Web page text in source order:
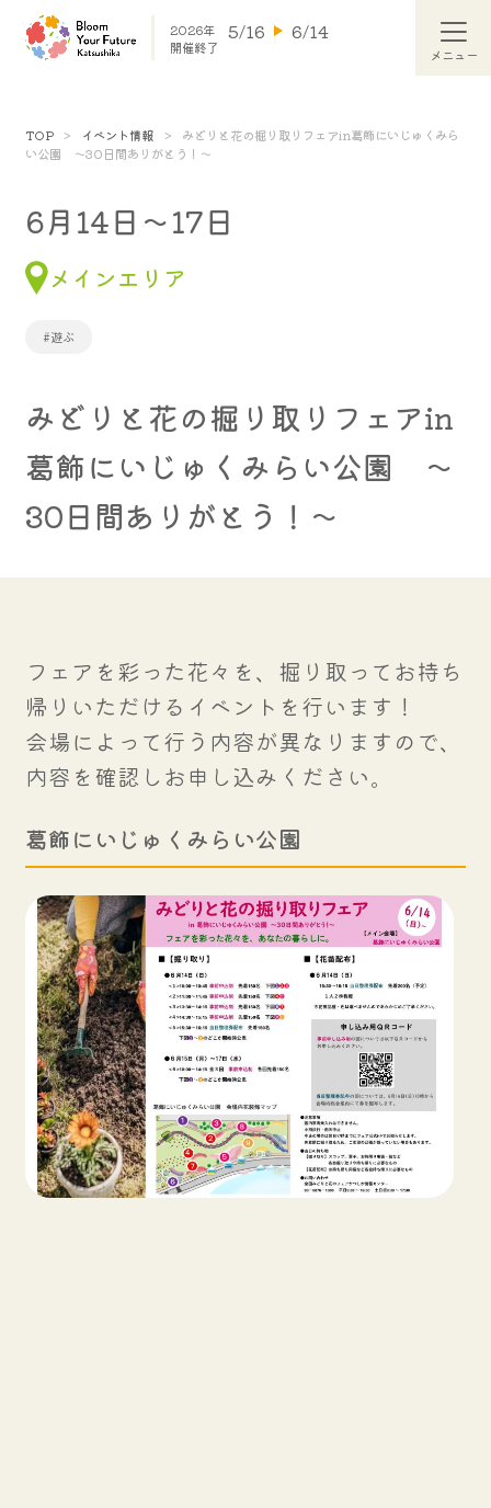
2026年 5/16 6/14
開催終了
TOP イベント情報
みどりと花の掘り取りフェアin葛飾にいじゅくみら
い公園 ～30日間ありがとう！～
6月14日～17日
メインエリア
#遊ぶ
みどりと花の掘り取りフェアin
葛飾にいじゅくみらい公園 ～
30日間ありがとう！～
フェアを彩った花々を、掘り取ってお持ち
帰りいただけるイベントを行います！
会場によって行う内容が異なりますので、
内容を確認しお申し込みください。
葛飾にいじゅくみらい公園